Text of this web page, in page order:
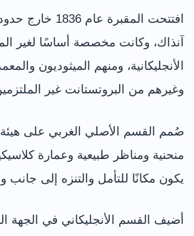
افتتحت المقبرة
آنذاك، وكانت مخصصة أساسًا لغير
الأنجليكانية، ومنهم الميثوديون
وغيرهم من البروتستانت غير
صُمم القسم الأصلي الغربي على
منحنية ومناظر طبيعية وعمارة
يكون مكانًا للتأمل والتنزه إلى جانب